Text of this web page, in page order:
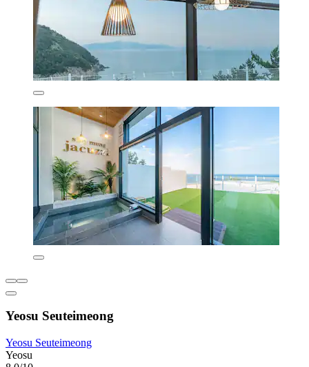
Yeosu Seuteimeong
Yeosu Seuteimeong
Yeosu